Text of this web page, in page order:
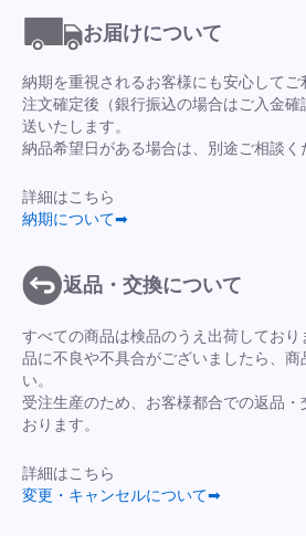
お届けについて
納期を重視されるお客様にも安心して
注文確定後（銀行振込の場合はご入金
送いたします。
納品希望日がある場合は、別途ご相談く
詳細はこちら
納期について➡
返品・交換について
すべての商品は検品のうえ出荷してお
品に不良や不具合がございましたら、商
い。
受注生産のため、お客様都合での返品
おります。
詳細はこちら
変更・キャンセルについて➡